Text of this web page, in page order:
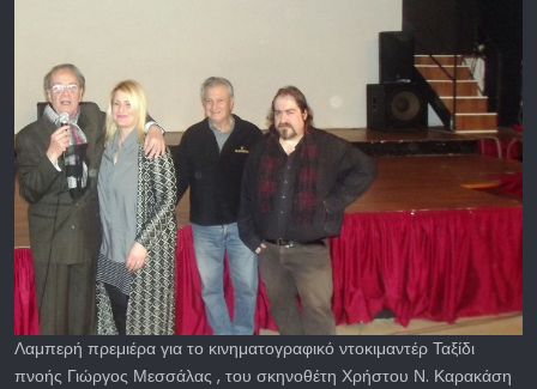
Λαμπερή πρεμιέρα για το κινηματογραφικό ντοκιμαντέρ Ταξίδι
πνοής Γιώργος Μεσσάλας , του σκηνοθέτη Χρήστου Ν. Καρακάση